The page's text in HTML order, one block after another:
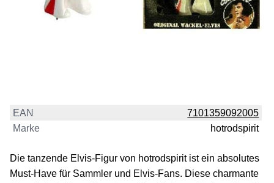
EAN
7101359092005
Marke
hotrodspirit
Die tanzende Elvis-Figur von hotrodspirit ist ein absolutes
Must-Have für Sammler und Elvis-Fans. Diese charmante